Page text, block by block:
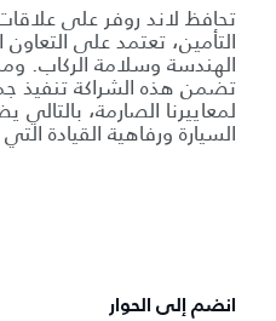
تحافظ لاند روفر على
التأمين، تعتمد على
الهندسة وسلامة الركاب.
تضمن هذه الشراكة تنفيذ
لمعاييرنا الصارمة،
السيارة ورفاهية القيادة
انضم إلى الحوار